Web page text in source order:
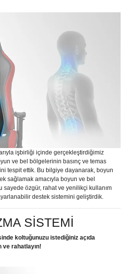
işbirliği içinde gerçekleştirdiğimiz
ve bel bölgelerinin basınç ve temas
tespit ettik. Bu bilgiye dayanarak, boyun
sağlamak amacıyla boyun ve bel
sayede özgür, rahat ve yenilikçi kullanım
destek sistemini geliştirdik.
SİSTEMİ
koltuğunuzu istediğiniz açıda
ve rahatlayın!